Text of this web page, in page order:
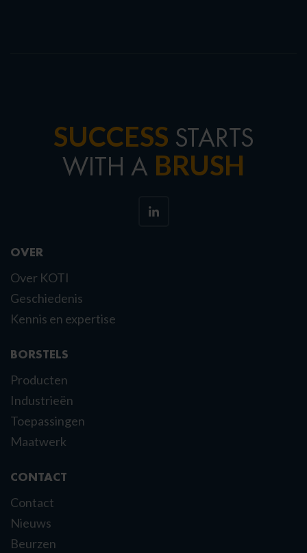
SUCCESS STARTS
WITH A BRUSH
OVER
Over KOTI
Geschiedenis
Kennis en expertise
BORSTELS
Producten
Industrieën
Toepassingen
Maatwerk
CONTACT
Contact
Nieuws
Beurzen